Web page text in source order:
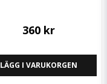
360 kr
LÄGG I VARUKORGEN